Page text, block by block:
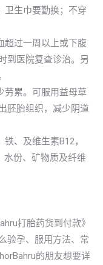
卫生巾要勤换；不穿
超过一周以上或下腹
到医院复查诊治。另
劳累。可服用益母草
胚胎组织，减少阴道
、及维生素B12，
水份、矿物质及纤维
打胎药货到付款》
验孕、服用方法、常
的朋友想要详